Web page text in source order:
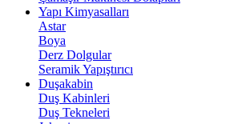
Yapı Kimyasalları
Astar
Boya
Derz Dolgular
Seramik Yapıştırıcı
Duşakabin
Duş Kabinleri
Duş Tekneleri